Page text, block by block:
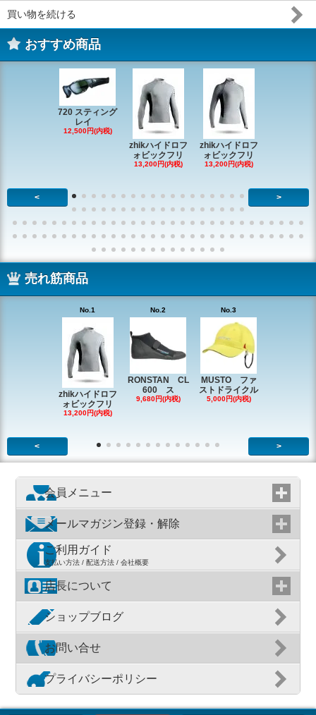
買い物を続ける
おすすめ商品
720 スティング
レイ
12,500円(内税)
zhikハイドロフ
ォビックフリ
13,200円(内税)
zhikハイドロフ
ォビックフリ
13,200円(内税)
< >
売れ筋商品
No.1
zhikハイドロフ
ォビックフリ
13,200円(内税)
No.2
RONSTAN CL
600 ス
9,680円(内税)
No.3
MUSTO ファ
ストドライクル
5,000円(内税)
< >
会員メニュー
メールマガジン登録・解除
ご利用ガイド
支払い方法 / 配送方法 / 会社概要
店長について
ショップブログ
お問い合せ
プライバシーポリシー